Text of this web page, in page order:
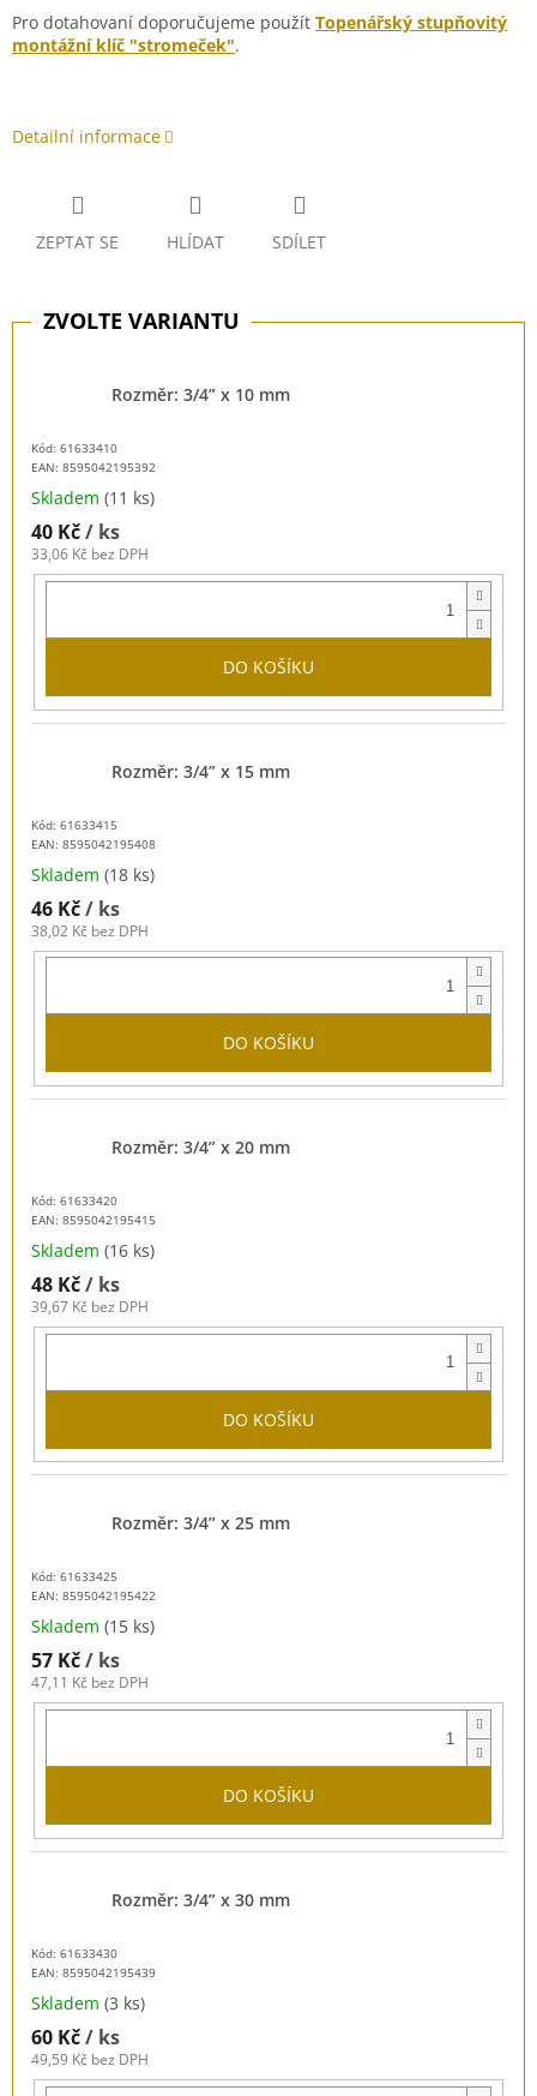
Pro dotahovaní doporučujeme použít Topenářský stupňovitý
montážní klíč "stromeček".
Detailní informace
ZEPTAT SE HLÍDAT SDÍLET
Kód: 61633410
EAN: 8595042195392
Rozměr: 3/4” x 10 mm
Skladem (11 ks)
40 Kč/ ks
33,06 Kč bez DPH
DO KOŠÍKU
Kód: 61633415
EAN: 8595042195408
Rozměr: 3/4” x 15 mm
Skladem (18 ks)
46 Kč/ ks
38,02 Kč bez DPH
DO KOŠÍKU
Kód: 61633420
EAN: 8595042195415
Rozměr: 3/4” x 20 mm
Skladem (16 ks)
48 Kč/ ks
39,67 Kč bez DPH
DO KOŠÍKU
Kód: 61633425
EAN: 8595042195422
Rozměr: 3/4” x 25 mm
Skladem (15 ks)
57 Kč/ ks
47,11 Kč bez DPH
DO KOŠÍKU
Kód: 61633430
EAN: 8595042195439
Rozměr: 3/4” x 30 mm
Skladem (3 ks)
60 Kč/ ks
49,59 Kč bez DPH